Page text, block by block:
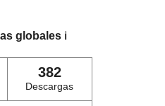
globales ℹ️
382
Descargas